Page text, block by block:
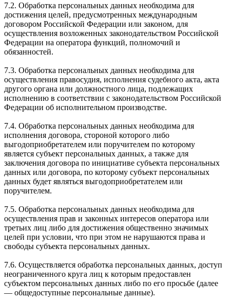
7.2. Обработка персональных данных необходима для
достижения целей, предусмотренных международным
договором Российской Федерации или законом, для
осуществления возложенных законодательством Российской
Федерации на оператора функций, полномочий и
обязанностей.
7.3. Обработка персональных данных необходима для
осуществления правосудия, исполнения судебного акта, акта
другого органа или должностного лица, подлежащих
исполнению в соответствии с законодательством Российской
Федерации об исполнительном производстве.
7.4. Обработка персональных данных необходима для
исполнения договора, стороной которого либо
выгодоприобретателем или поручителем по которому
является субъект персональных данных, а также для
заключения договора по инициативе субъекта персональных
данных или договора, по которому субъект персональных
данных будет являться выгодоприобретателем или
поручителем.
7.5. Обработка персональных данных необходима для
осуществления прав и законных интересов оператора или
третьих лиц либо для достижения общественно значимых
целей при условии, что при этом не нарушаются права и
свободы субъекта персональных данных.
7.6. Осуществляется обработка персональных данных, доступ
неограниченного круга лиц к которым предоставлен
субъектом персональных данных либо по его просьбе (далее
— общедоступные персональные данные).